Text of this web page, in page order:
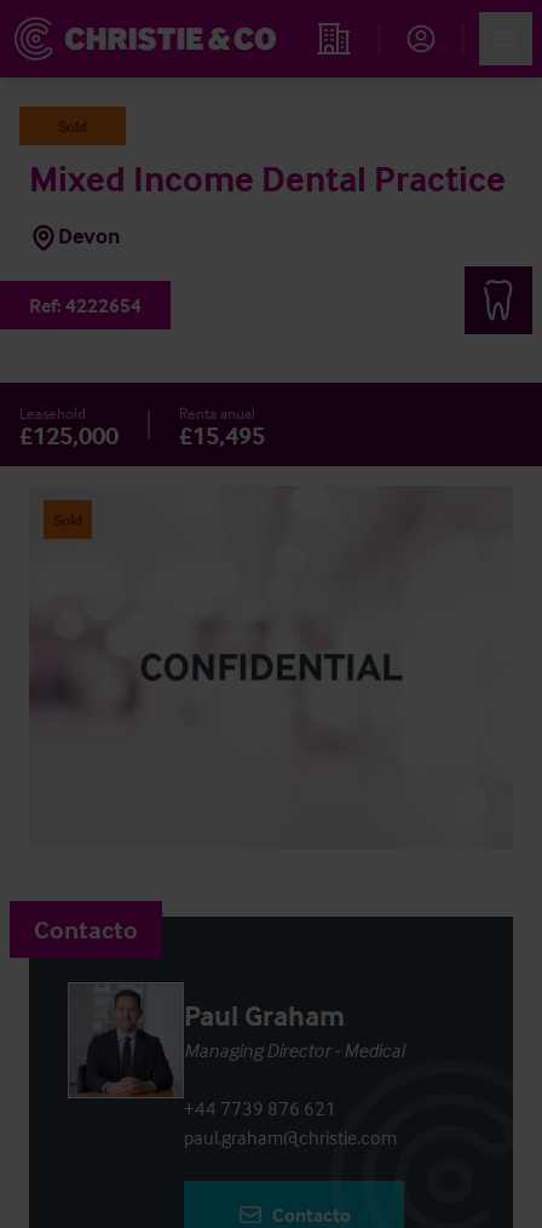
Propiedades
Sold
Mixed Income Dental Practice
Devon
Ref: 4222654
Leasehold
£125,000
Renta anual
£15,495
Sold
Contacto
Paul Graham
Managing Director - Medical
+44 7739 876 621
paul.graham@christie.com
Contacto